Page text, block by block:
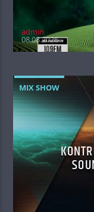
admin
08.08.2026
MIX SHOW